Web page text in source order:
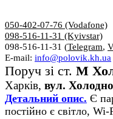
050-402-07-76 (Vodafone)
098-516-11-31 (Kyivstar)
098-516-11-31 (Telegram,
E-mail: info@polovik.kh.ua
Поруч зі ст. М
Харків, вул.
Детальний опис. Є
постійно є світло, Wi-